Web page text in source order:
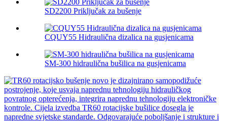
SD2200 Priključak za bušenje
CQUY55 Hidraulična dizalica na gusjenicama
SM-300 hidraulična bušilica na gusjenicama